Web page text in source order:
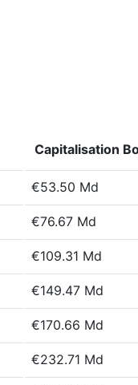
Capitalisation
€53.50 Md
€76.67 Md
€109.31 Md
€149.47 Md
€170.66 Md
€232.71 Md